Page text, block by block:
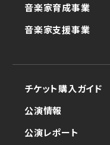
音楽家育成事業
音楽家支援事業
チケット購入ガイド
公演情報
公演レポート